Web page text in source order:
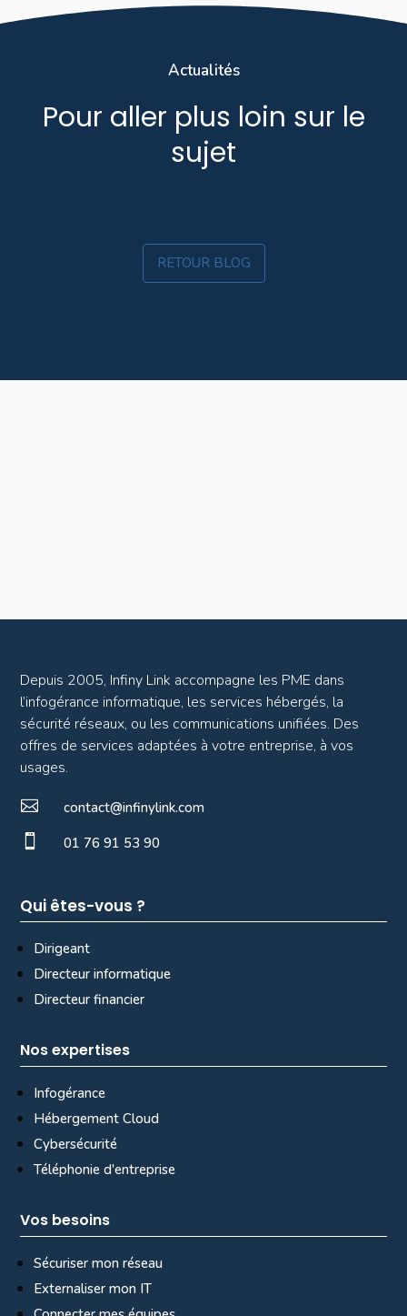
Actualités
Pour aller plus loin sur le
sujet
RETOUR BLOG
Depuis 2005, Infiny Link accompagne les PME dans
l’infogérance informatique, les services hébergés, la
sécurité réseaux, ou les communications unifiées. Des
offres de services adaptées à votre entreprise, à vos
usages.
 contact@infinylink.com
 01 76 91 53 90
Qui êtes-vous ?
Dirigeant
Directeur informatique
Directeur financier
Nos expertises
Infogérance
Hébergement Cloud
Cybersécurité
Téléphonie d'entreprise
Vos besoins
Sécuriser mon réseau
Externaliser mon IT